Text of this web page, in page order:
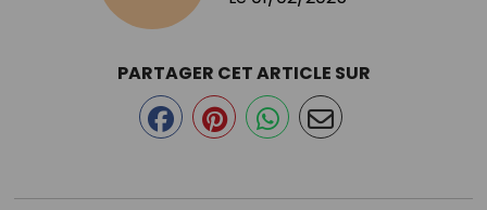
PARTAGER CET ARTICLE SUR